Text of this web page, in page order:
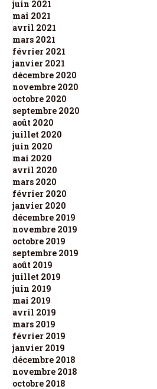
juin 2021
mai 2021
avril 2021
mars 2021
février 2021
janvier 2021
décembre 2020
novembre 2020
octobre 2020
septembre 2020
août 2020
juillet 2020
juin 2020
mai 2020
avril 2020
mars 2020
février 2020
janvier 2020
décembre 2019
novembre 2019
octobre 2019
septembre 2019
août 2019
juillet 2019
juin 2019
mai 2019
avril 2019
mars 2019
février 2019
janvier 2019
décembre 2018
novembre 2018
octobre 2018